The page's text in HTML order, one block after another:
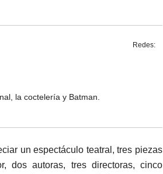
Redes:
la coctelería y Batman.
un espectáculo teatral, tres piezas
dos autoras, tres directoras, cinco